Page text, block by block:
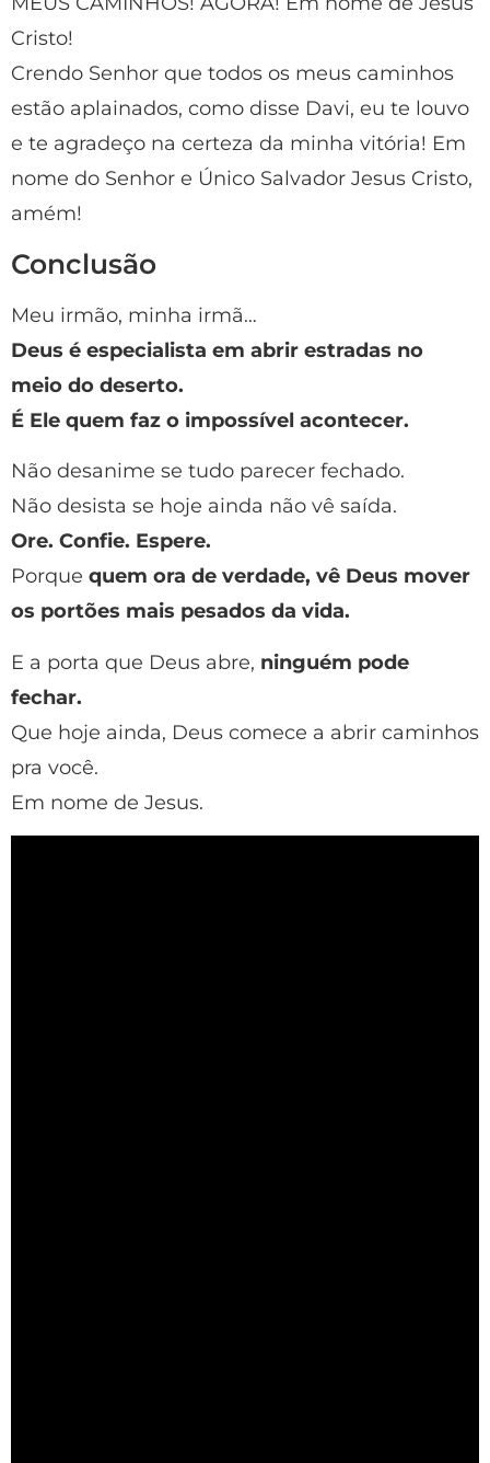
Cristo!
Crendo Senhor que todos os meus caminhos
estão aplainados, como disse Davi, eu te louvo
e te agradeço na certeza da minha vitória! Em
nome do Senhor e Único Salvador Jesus Cristo,
amém!
Conclusão
Meu irmão, minha irmã…
Deus é especialista em abrir estradas no
meio do deserto.
É Ele quem faz o impossível acontecer.
Não desanime se tudo parecer fechado.
Não desista se hoje ainda não vê saída.
Ore. Confie. Espere.
Porque quem ora de verdade, vê Deus mover
os portões mais pesados da vida.
E a porta que Deus abre, ninguém pode
fechar.
Que hoje ainda, Deus comece a abrir caminhos
pra você.
Em nome de Jesus.